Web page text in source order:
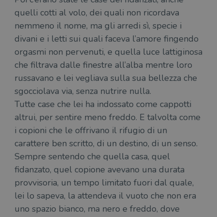
quelli cotti al volo, dei quali non ricordava
nemmeno il nome, ma gli arredi sì, specie i
divani e i letti sui quali faceva l’amore fingendo
orgasmi non pervenuti, e quella luce lattiginosa
che filtrava dalle finestre all’alba mentre loro
russavano e lei vegliava sulla sua bellezza che
sgocciolava via, senza nutrire nulla.
Tutte case che lei ha indossato come cappotti
altrui, per sentire meno freddo. E talvolta come
i copioni che le offrivano il rifugio di un
carattere ben scritto, di un destino, di un senso.
Sempre sentendo che quella casa, quel
fidanzato, quel copione avevano una durata
provvisoria, un tempo limitato fuori dal quale,
lei lo sapeva, la attendeva il vuoto che non era
uno spazio bianco, ma nero e freddo, dove
wordpress_sec_[hash]
.illibraio.it Sessione
wordpress_logged_in_[hash]
.illibraio.it Sessione
CookieScriptConsent
CookieScript
.illibraio.it